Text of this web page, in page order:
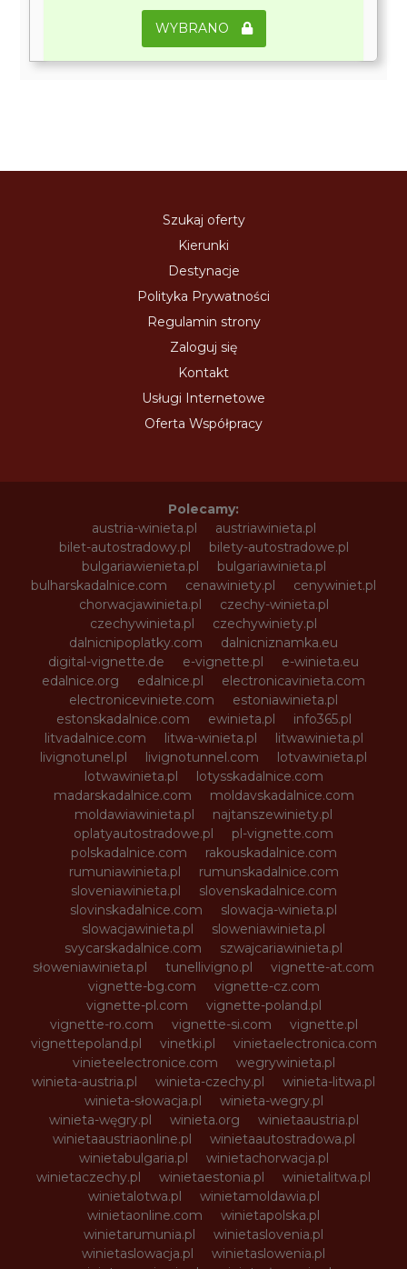
WYBRANO
Szukaj oferty
Kierunki
Destynacje
Polityka Prywatności
Regulamin strony
Zaloguj się
Kontakt
Usługi Internetowe
Oferta Współpracy
Polecamy:
austria-winieta.pl
austriawinieta.pl
bilet-autostradowy.pl
bilety-autostradowe.pl
bulgariawienieta.pl
bulgariawinieta.pl
bulharskadalnice.com
cenawiniety.pl
cenywiniet.pl
chorwacjawinieta.pl
czechy-winieta.pl
czechywinieta.pl
czechywiniety.pl
dalnicnipoplatky.com
dalnicniznamka.eu
digital-vignette.de
e-vignette.pl
e-winieta.eu
edalnice.org
edalnice.pl
electronicavinieta.com
electroniceviniete.com
estoniawinieta.pl
estonskadalnice.com
ewinieta.pl
info365.pl
litvadalnice.com
litwa-winieta.pl
litwawinieta.pl
livignotunel.pl
livignotunnel.com
lotvawinieta.pl
lotwawinieta.pl
lotysskadalnice.com
madarskadalnice.com
moldavskadalnice.com
moldawiawinieta.pl
najtanszewiniety.pl
oplatyautostradowe.pl
pl-vignette.com
polskadalnice.com
rakouskadalnice.com
rumuniawinieta.pl
rumunskadalnice.com
sloveniawinieta.pl
slovenskadalnice.com
slovinskadalnice.com
slowacja-winieta.pl
slowacjawinieta.pl
sloweniawinieta.pl
svycarskadalnice.com
szwajcariawinieta.pl
słoweniawinieta.pl
tunellivigno.pl
vignette-at.com
vignette-bg.com
vignette-cz.com
vignette-pl.com
vignette-poland.pl
vignette-ro.com
vignette-si.com
vignette.pl
vignettepoland.pl
vinetki.pl
vinietaelectronica.com
vinieteelectronice.com
wegrywinieta.pl
winieta-austria.pl
winieta-czechy.pl
winieta-litwa.pl
winieta-słowacja.pl
winieta-wegry.pl
winieta-węgry.pl
winieta.org
winietaaustria.pl
winietaaustriaonline.pl
winietaautostradowa.pl
winietabulgaria.pl
winietachorwacja.pl
winietaczechy.pl
winietaestonia.pl
winietalitwa.pl
winietalotwa.pl
winietamoldawia.pl
winietaonline.com
winietapolska.pl
winietarumunia.pl
winietaslovenia.pl
winietaslowacja.pl
winietaslowenia.pl